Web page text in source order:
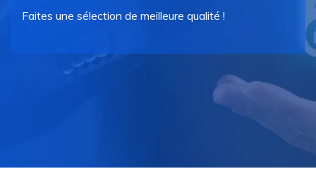
Faites une sélection de meilleure qualité !